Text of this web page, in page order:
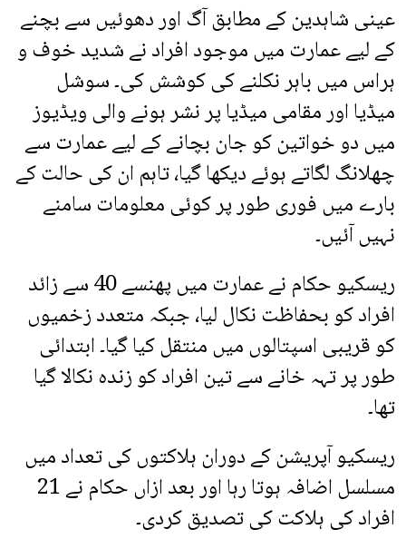
عینی شاہدین کے مطابق آگ اور دھوئیں سے بچنے
کے لیے عمارت میں موجود افراد نے شدید خوف و
ہراس میں باہر نکلنے کی کوشش کی۔ سوشل
میڈیا اور مقامی میڈیا پر نشر ہونے والی ویڈیوز
میں دو خواتین کو جان بچانے کے لیے عمارت سے
چھلانگ لگاتے ہوئے دیکھا گیا، تاہم ان کی حالت کے
بارے میں فوری طور پر کوئی معلومات سامنے
نہیں آئیں۔
ریسکیو حکام نے عمارت میں پھنسے 40 سے زائد
افراد کو بحفاظت نکال لیا، جبکہ متعدد زخمیوں
کو قریبی اسپتالوں میں منتقل کیا گیا۔ ابتدائی
طور پر تہہ خانے سے تین افراد کو زندہ نکالا گیا
تھا۔
ریسکیو آپریشن کے دوران ہلاکتوں کی تعداد میں
مسلسل اضافہ ہوتا رہا اور بعد ازاں حکام نے 21
افراد کی ہلاکت کی تصدیق کردی۔